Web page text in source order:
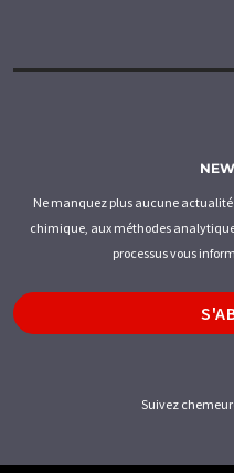
Ne manquez plus aucune
chimique, aux méthodes
processus vous
Suivez